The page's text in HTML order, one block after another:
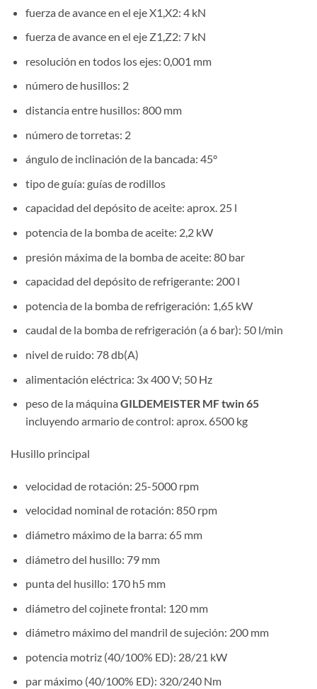
fuerza de avance en el eje X1,X2: 4 kN
fuerza de avance en el eje Z1,Z2: 7 kN
resolución en todos los ejes: 0,001 mm
número de husillos: 2
distancia entre husillos: 800 mm
número de torretas: 2
ángulo de inclinación de la bancada: 45°
tipo de guía: guías de rodillos
capacidad del depósito de aceite: aprox. 25 l
potencia de la bomba de aceite: 2,2 kW
presión máxima de la bomba de aceite: 80 bar
capacidad del depósito de refrigerante: 200 l
potencia de la bomba de refrigeración: 1,65 kW
caudal de la bomba de refrigeración (a 6 bar): 50 l/min
nivel de ruido: 78 db(A)
alimentación eléctrica: 3x 400 V; 50 Hz
peso de la máquina GILDEMEISTER MF twin 65
incluyendo armario de control: aprox. 6500 kg
Husillo principal
velocidad de rotación: 25-5000 rpm
velocidad nominal de rotación: 850 rpm
diámetro máximo de la barra: 65 mm
diámetro del husillo: 79 mm
punta del husillo: 170 h5 mm
diámetro del cojinete frontal: 120 mm
diámetro máximo del mandril de sujeción: 200 mm
potencia motriz (40/100% ED): 28/21 kW
par máximo (40/100% ED): 320/240 Nm